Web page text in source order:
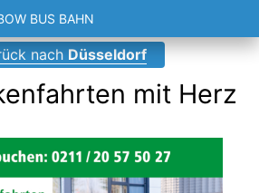
BUS BAHN
nach Düsseldorf
mit Herz